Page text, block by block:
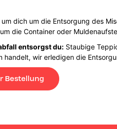
dich um die Entsorgung des
die Container oder
entsorgst du:Staubige
handelt, wir erledigen die
Bestellung